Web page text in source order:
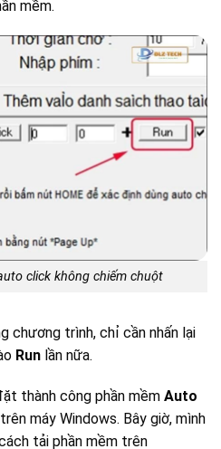
mềm.
click không chiếm chuột
chương trình, chỉ cần nhấn lại
Run lần nữa.
thành công phần mềm Auto
trên máy Windows. Bây giờ, mình
tải phần mềm trên